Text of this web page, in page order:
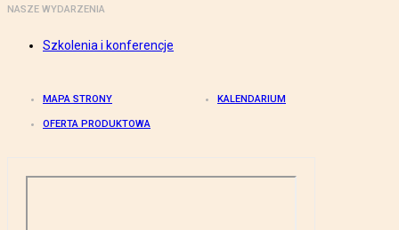
NASZE WYDARZENIA
Szkolenia i konferencje
MAPA STRONY KALENDARIUM
OFERTA PRODUKTOWA